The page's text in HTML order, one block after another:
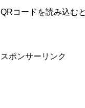
QRコードを読み込む
スポンサーリンク